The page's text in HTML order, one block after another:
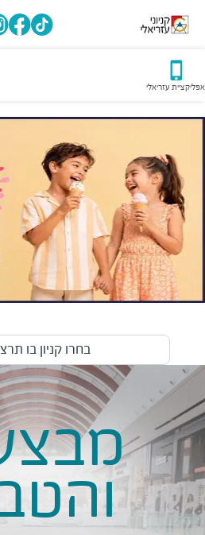
אפליקציית עזריאלי
בחרו קניון בו